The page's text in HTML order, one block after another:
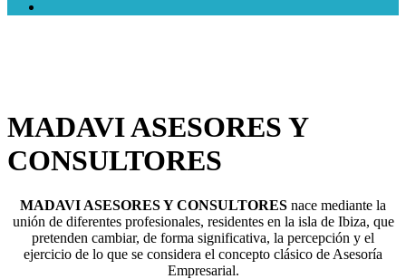
MADAVI ASESORES Y
CONSULTORES
MADAVI ASESORES Y CONSULTORES nace mediante la
unión de diferentes profesionales, residentes en la isla de Ibiza, que
pretenden cambiar, de forma significativa, la percepción y el
ejercicio de lo que se considera el concepto clásico de Asesoría
Empresarial.